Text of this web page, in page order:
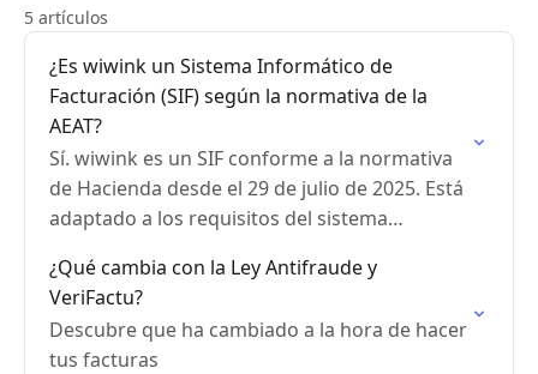
5 artículos
¿Es wiwink un Sistema Informático de
Facturación (SIF) según la normativa de la
AEAT?
Sí. wiwink es un SIF conforme a la normativa
de Hacienda desde el 29 de julio de 2025. Está
adaptado a los requisitos del sistema
¿Qué cambia con la Ley Antifraude y
VeriFactu?
Descubre que ha cambiado a la hora de hacer
tus facturas